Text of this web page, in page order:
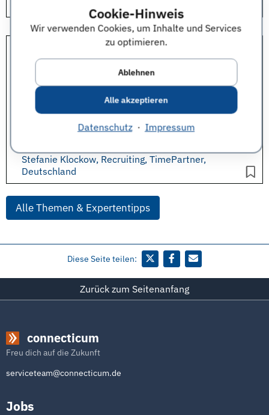
Cookie-Hinweis
Wir verwenden Cookies, um Inhalte und Services
zu optimieren.
Ablehnen
Alle akzeptieren
Datenschutz· Impressum
StichwortKleiderordnungauf der connecticum:
Worauf legen Sie beim Äußeren eines
Wert?
des Besuchers sollte der angestrebten
Tätigkeit angemessen sein.
Stefanie Klockow, Recruiting, TimePartner,
Deutschland
Alle Themen & Expertentipps
Diese Seite teilen:
Zurück zum Seitenanfang
connecticum
Freu dich auf die Zukunft
serviceteam@connecticum.de
Jobs